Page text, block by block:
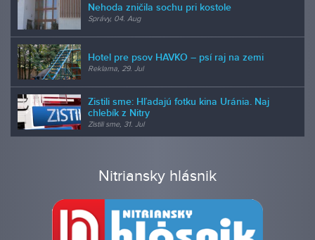
Nehoda zničila sochu pri kostole
Správy, 04. Aug
Hotel pre psov HAVKO – psí raj na zemi
Reklama, 29. Jul
Zistili sme: Hľadajú fotku kina Uránia. Naj
chlebík z Nitry
Zistili sme, 31. Jul
Nitriansky hlásnik